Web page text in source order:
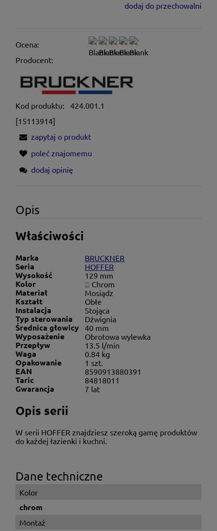
dodaj do przechowalni
Ocena:
Producent:
Kod produktu:
424.001.1
[15113914]
zapytaj o produkt
poleć znajomemu
dodaj opinię
Opis
Właściwości
Marka BRUCKNER
Seria HOFFER
Wysokość 129 mm
Kolor Chrom
Materiał Mosiądz
Kształt Obłe
Instalacja Stojąca
Typ sterowania Dźwignia
Średnica głowicy 40 mm
Wyposażenie Obrotowa wylewka
Przepływ 13.5 l/min
Waga 0.84 kg
Opakowanie 1 szt.
EAN 8590913880391
Taric 84818011
Gwarancja 7 lat
Opis serii
W serii HOFFER znajdziesz szeroką gamę produktów
do każdej łazienki i kuchni.
Dane techniczne
Kolor
chrom
Montaż